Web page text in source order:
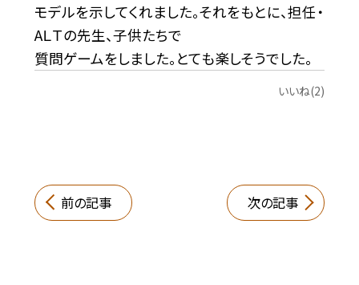
モデルを示してくれました。それをもとに、担任・
AＬＴの先生、子供たちで
質問ゲームをしました。とても楽しそうでした。
いいね(2)
前の記事 次の記事